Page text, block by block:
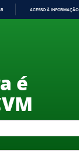
ACESSO À INFORMAÇÃO
é